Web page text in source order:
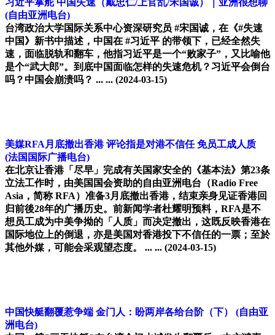
习近平掌舵 中国失速（戴忠仁/上官乱/宋国诚）｜亚洲很想聊
(自由亚洲电台)
台湾政治大学国际关系中心资深研究员 #宋国诚，在《#失速
中国》新书中描述，中国在 #习近平 的带领下，已经全然失
速，面临脱轨和翻车，他指习近平是一个“败家子”，又比喻他
是个“武大郎”。到底中国面临怎样的失速危机？习近平会倒台
吗？中国会崩溃吗？ ... ... (2024-03-15)
美媒RFA月底撤出香港 评论指是对港不信任 免员工成人质
(法国国际广播电台)
在北京让香港「尽早」完成有关国家安全的《基本法》第23条
立法工作时，由美国国会资助的自由亚洲电台（Radio Free
Asia，简称 RFA）准备3月底撤出香港，结束亲身见证香港回
归前後28年的广播历史。前新闻学者杜耀明预料，RFA是不
想员工成为中美争拗的「人质」而决定撤出，这既反映香港在
国际地位上的倒退，亦是美国对香港投下不信任的一票；至於
其他外媒，可能会采观望态度。 ... ... (2024-03-15)
中国快艇翻覆惹争端 金门人：盼两岸各给台阶（下）
(自由亚
洲电台)